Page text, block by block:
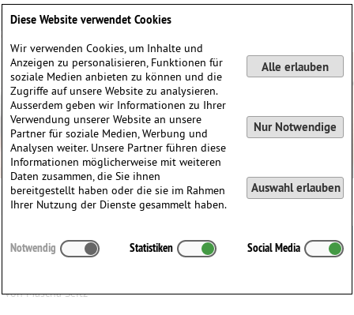
Haltungsprobleme beim Violaspiel und
Ausgleichsmöglichkeiten
von Mascha Seitz
Diese Website verwendet Cookies
Wir verwenden Cookies, um Inhalte und
Anzeigen zu personalisieren, Funktionen für
soziale Medien anbieten zu können und die
Zugriffe auf unsere Website zu analysieren.
Ausserdem geben wir Informationen zu Ihrer
Verwendung unserer Website an unsere
Partner für soziale Medien, Werbung und
Analysen weiter. Unsere Partner führen diese
Informationen möglicherweise mit weiteren
Daten zusammen, die Sie ihnen
bereitgestellt haben oder die sie im Rahmen
Ihrer Nutzung der Dienste gesammelt haben.
Alle erlauben
Nur Notwendige
Auswahl erlauben
Notwendig Statistiken Social Media